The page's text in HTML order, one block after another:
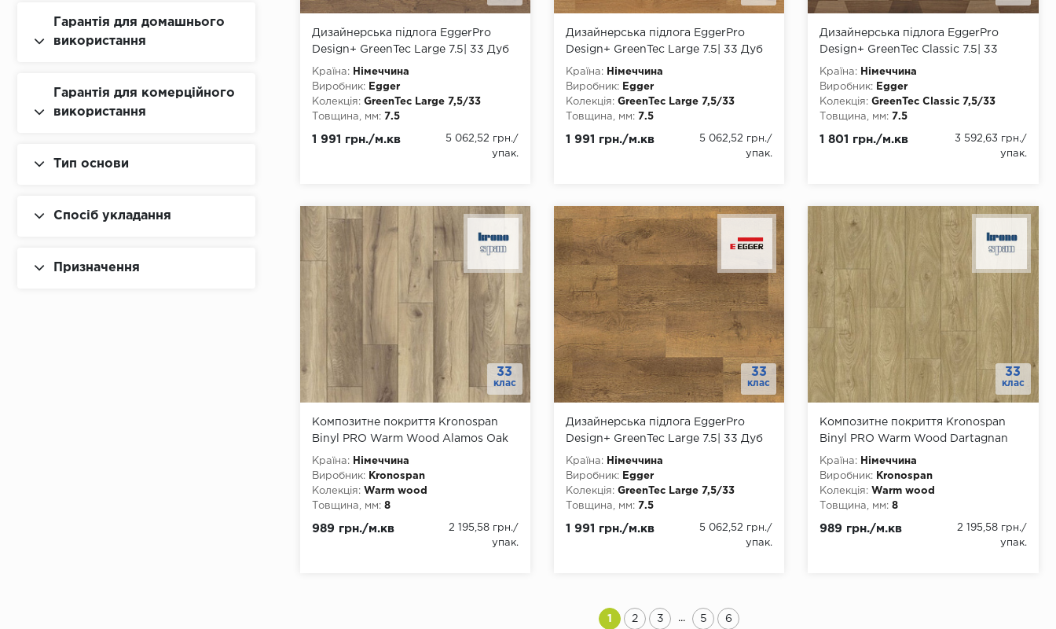
Гарантія для домашнього
використання
Гарантія для комерційного
використання
Тип основи
Спосіб укладання
Призначення
Дизайнерська підлога EggerPro
Design+ GreenTec Large 7.5| 33 Дуб
Престон темно-коричневий EPD007
Країна:
Німеччина
Виробник:
Egger
Колекція: GreenTec Large 7,5/33
Товщина, мм: 7.5
Ширина, мм:
Довжина, мм:
Наявність фаски: 4 стороння
Вологостійкість:
Тип основи:
GreenTec board
1 991 грн./м.кв 5 062,52 грн./
упак.
Дизайнерська підлога EggerPro
Design+ GreenTec Large 7.5| 33 Дуб
Престон коричневий EPD005
Країна:
Німеччина
Виробник:
Egger
Колекція: GreenTec Large 7,5/33
Товщина, мм: 7.5
Ширина, мм:
Довжина, мм:
Наявність фаски: 4 стороння
Вологостійкість:
так
Тип основи: GreenTec board
1 991 грн./м.кв 5 062,52 грн./
упак.
Дизайнерська підлога EggerPro
Design+ GreenTec Classic 7.5| 33
Горіх Бедолло креатив EPD037
Країна:
Німеччина
Виробник:
Egger
Колекція: GreenTec Classic 7,5/33
Товщина, мм: 7.5
Ширина, мм:
Довжина, мм:
Наявність фаски: 4 стороння
Вологостійкість:
1 801 грн./м.кв 3 592,63 грн./
упак.
33
клас
Композитне покриття Kronospan
Binyl PRO Warm Wood Alamos Oak
1538
Країна:
Німеччина
Виробник:
Kronospan
Колекція: Warm wood
Товщина, мм: 8
Довжина, мм:
989 грн./м.кв 2 195,58 грн./
упак.
33
клас
Дизайнерська підлога EggerPro
Design+ GreenTec Large 7.5| 33 Дуб
Арнштайн EPD001
Країна:
Німеччина
Виробник:
Egger
Колекція: GreenTec Large 7,5/33
Товщина, мм: 7.5
Довжина, мм:
Вологостійкість:
так
Тип основи:
GreenTec board
1 991 грн./м.кв 5 062,52 грн./
упак.
33
клас
Композитне покриття Kronospan
Binyl PRO Warm Wood Dartagnan
Oak 1530
Країна:
Німеччина
Виробник:
Kronospan
Колекція: Warm wood
Товщина, мм: 8
Довжина, мм:
989 грн./м.кв 2 195,58 грн./
упак.
1 2 3 ... 5 6